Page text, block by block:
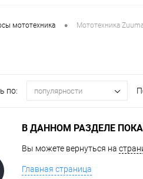
товары / Велосипеды /
техника
Силовая техника
мототехника • Мототехника
по: популярности
В ДАННОМ РАЗДЕЛЕ
Вы можете вернуться на
Главная страница